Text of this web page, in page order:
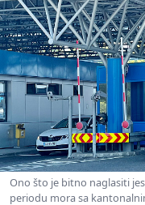
Ono što je bitno naglasiti
periodu mora sa